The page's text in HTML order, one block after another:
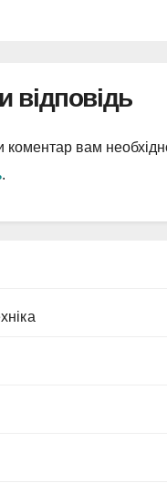
відповідь
коментар вам
.